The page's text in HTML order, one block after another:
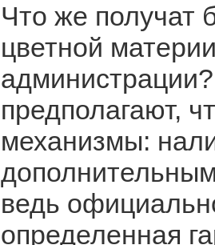
Что же получат
цветной
предполагают,
механизмы:
ведь
определенная